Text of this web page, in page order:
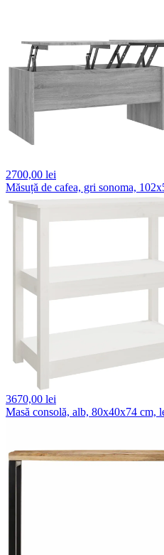
2700,00 lei
Măsuță de cafea, gri sonoma,
3670,00 lei
Masă consolă, alb, 80x40x74 cm,